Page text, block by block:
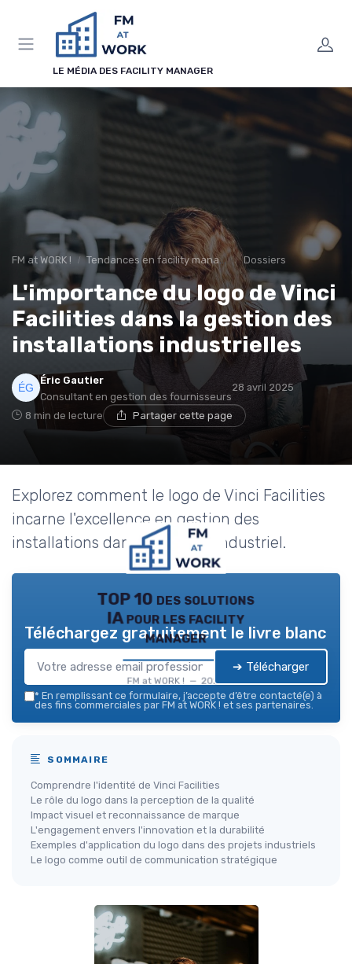
LE MÉDIA DES FACILITY MANAGER
FM at WORK ! Tendances en facility management Dossiers
L'importance du logo de Vinci
Facilities dans la gestion des
installations industrielles
Éric Gautier
Consultant en gestion des fournisseurs
28 avril 2025
8 min de lecture Partager cette page
Explorez comment le logo de Vinci Facilities
incarne l'excellence en gestion des
installations dans le secteur industriel.
TOP 10 des solutions
IA pour les facility
manager
FM at WORK ! — 2026
Téléchargez gratuitement le livre blanc
➔ Télécharger
* En remplissant ce formulaire, j’accepte d’être contacté(e) à
des fins commerciales par FM at WORK ! et ses partenaires.
SOMMAIRE
Comprendre l'identité de Vinci Facilities
Le rôle du logo dans la perception de la qualité
Impact visuel et reconnaissance de marque
L'engagement envers l'innovation et la durabilité
Exemples d'application du logo dans des projets industriels
Le logo comme outil de communication stratégique
Panneau de gestion des cookies